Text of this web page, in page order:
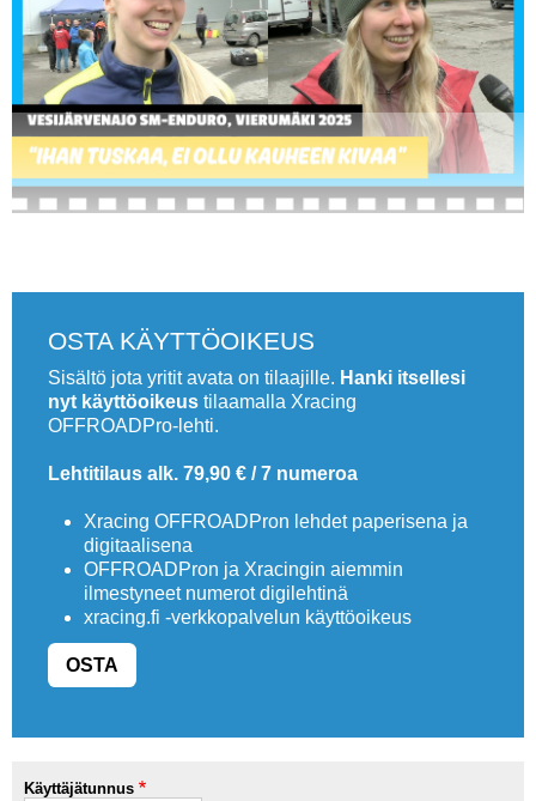
LUE DIGILEHDET
ASIAKASPALVELU JA
OHJEET
MEDIATIEDOT
YHTEYSTIEDOT
OSTA KÄYTTÖOIKEUS
Sisältö jota yritit avata on tilaajille. Hanki itsellesi
nyt käyttöoikeus tilaamalla Xracing
OFFROADPro-lehti.
Lehtitilaus alk. 79,90 € / 7 numeroa
Xracing OFFROADPron lehdet paperisena ja
digitaalisena
OFFROADPron ja Xracingin aiemmin
ilmestyneet numerot digilehtinä
xracing.fi -verkkopalvelun käyttöoikeus
OSTA
Käyttäjätunnus